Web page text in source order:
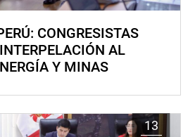
CONGRESISTAS
AL
Y MINAS
13